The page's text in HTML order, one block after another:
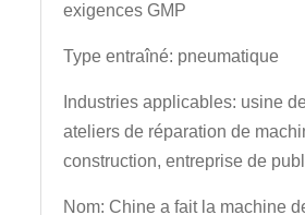
exigences GMP
Type entraîné: pneumatique
Industries applicables: usine
ateliers de réparation de
construction, entreprise de
Nom: Chine a fait la machine